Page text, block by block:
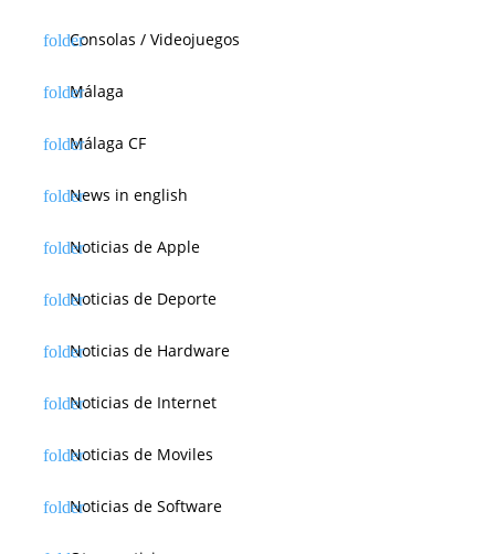
Consolas / Videojuegos
Málaga
Málaga CF
News in english
Noticias de Apple
Noticias de Deporte
Noticias de Hardware
Noticias de Internet
Noticias de Moviles
Noticias de Software